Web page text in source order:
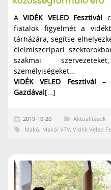
AVIDÉK VELED Fesztivál
fiatalok figyelmét a
tárházára, segítse
élelmiszeripari
szakmai
személyiségeket…
VIDÉK VELED Fesztivál –
Gazdával[…]
2019-10-20
Aktualitások
Makó, Makói VTV,Vidék Veled